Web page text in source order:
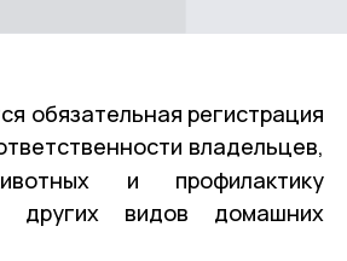
обязательная регистрация
владельцев,
и профилактику
других видов домашних